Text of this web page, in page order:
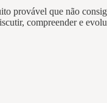
provável que não
compreender e